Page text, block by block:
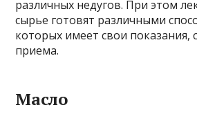
различных недугов. При этом
сырье готовят различными
которых имеет свои показания,
приема.
Масло